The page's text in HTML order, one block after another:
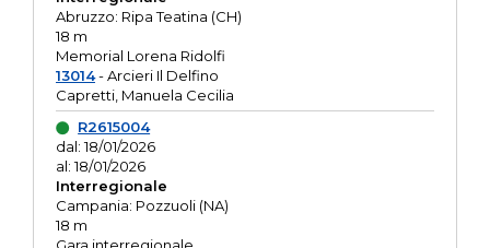
Abruzzo: Ripa Teatina (CH)
18 m
Memorial Lorena Ridolfi
13014- Arcieri Il Delfino
Capretti, Manuela Cecilia
R2615004
dal: 18/01/2026
al: 18/01/2026
Interregionale
Campania: Pozzuoli (NA)
18 m